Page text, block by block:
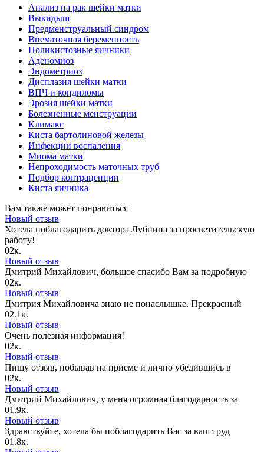
Анализ на рак шейки матки
Выкидыш
Предменструальный синдром
Внематочная беременность
Поликистозные яичники
Аденомиоз
Эндометриоз
Дисплазия шейки матки
ВПЧ и кондиломы
Эрозия шейки матки
Болезненные менструации
Климакс
Киста бартолиновой железы
Инфекции воспаления
Миома матки
Непроходимость маточных труб
Подбор контрацепции
Киста яичника
Вам также может понравиться
Новый отзыв
Хотела поблагодарить доктора Лубнина за просветительскую
работу!
02к.
Новый отзыв
Дмитрий Михайлович, большое спасибо Вам за подробную
02к.
Новый отзыв
Дмитрия Михайловича знаю не понаслышке. Прекрасный
02.1к.
Новый отзыв
Очень полезная информация!
02к.
Новый отзыв
Пишу отзыв, побывав на приеме и лично убедившись в
02к.
Новый отзыв
Дмитрий Михайлович, у меня огромная благодарность за
01.9к.
Новый отзыв
Здравствуйте, хотела бы поблагодарить Вас за ваш труд
01.8к.